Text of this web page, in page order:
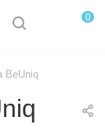
0
BeUniq